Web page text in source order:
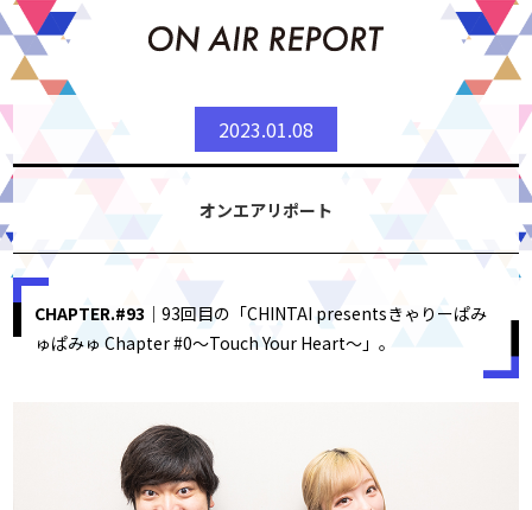
2023.01.08
オンエアリポート
CHAPTER.#93 ｜93回目の「CHINTAI presentsきゃりーぱみ
ゅぱみゅ Chapter #0〜Touch Your Heart〜」。